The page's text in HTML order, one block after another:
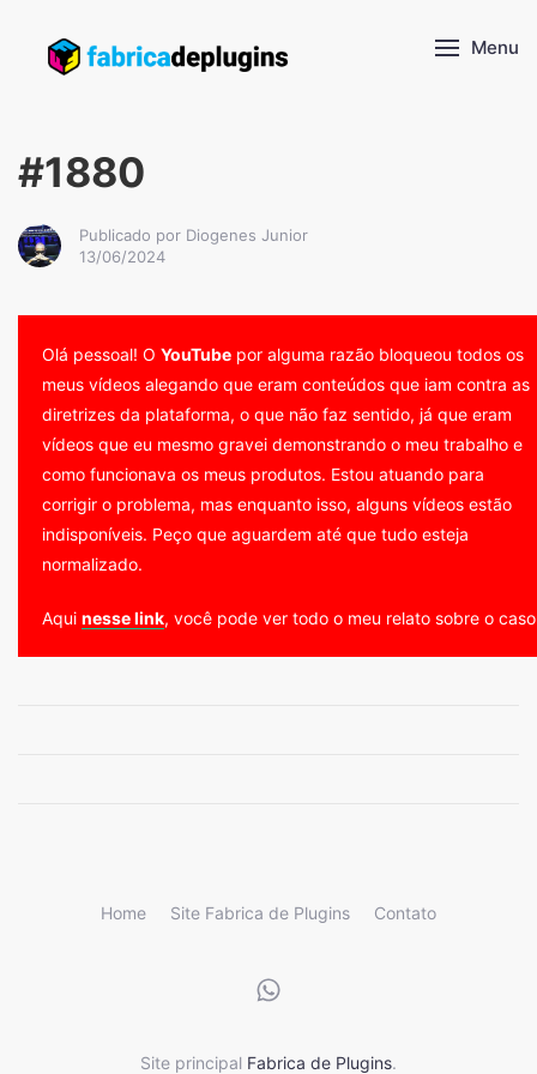
Menu
#1880
Publicado por Diogenes Junior
13/06/2024
Olá pessoal! O YouTube por alguma razão bloqueou todos os
meus vídeos alegando que eram conteúdos que iam contra as
diretrizes da plataforma, o que não faz sentido, já que eram
vídeos que eu mesmo gravei demonstrando o meu trabalho e
como funcionava os meus produtos. Estou atuando para
corrigir o problema, mas enquanto isso, alguns vídeos estão
indisponíveis. Peço que aguardem até que tudo esteja
normalizado.
Aqui nesse link, você pode ver todo o meu relato sobre o
Home Site Fabrica de Plugins Contato
Site principal Fabrica de Plugins.